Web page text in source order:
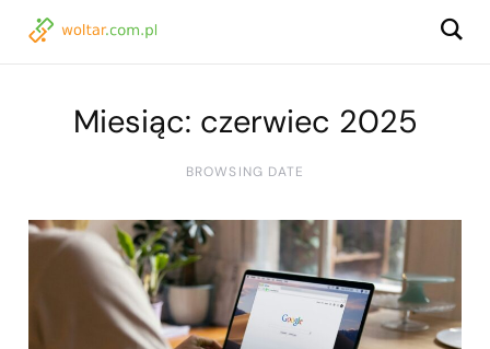
Miesiąc: czerwiec 2025
BROWSING DATE